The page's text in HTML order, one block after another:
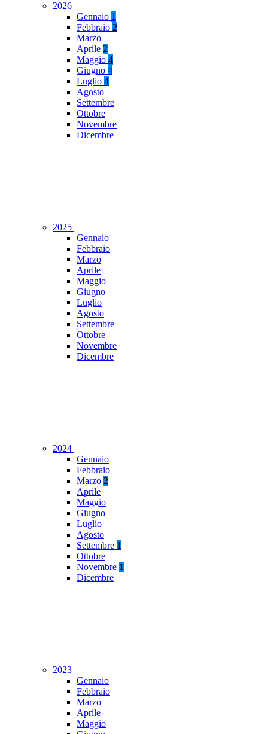
2026
Gennaio 1
Febbraio 2
Marzo
Aprile 2
Maggio 4
Giugno 4
Luglio 4
Agosto
Settembre
Ottobre
Novembre
Dicembre
2025
Gennaio
Febbraio
Marzo
Aprile
Maggio
Giugno
Luglio
Agosto
Settembre
Ottobre
Novembre
Dicembre
2024
Gennaio
Febbraio
Marzo 2
Aprile
Maggio
Giugno
Luglio
Agosto
Settembre 1
Ottobre
Novembre 1
Dicembre
2023
Gennaio
Febbraio
Marzo
Aprile
Maggio